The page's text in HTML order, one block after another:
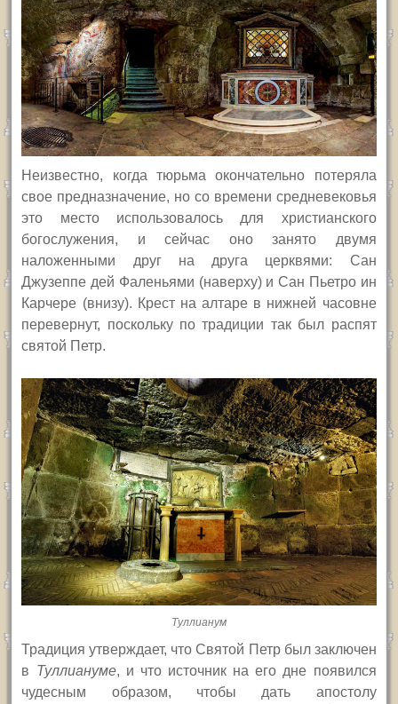
Неизвестно, когда тюрьма окончательно потеряла
свое предназначение, но со времени средневековья
это место использовалось для христианского
богослужения, и сейчас оно занято двумя
наложенными друг на друга церквями: Сан
Джузеппе дей Фаленьями (наверху) и Сан Пьетро ин
Карчере (внизу). Крест на алтаре в нижней часовне
перевернут, поскольку по традиции так был распят
святой Петр.
Туллианум
Традиция утверждает, что Святой Петр был заключен
в Туллиануме, и что источник на его дне появился
чудесным образом, чтобы дать апостолу